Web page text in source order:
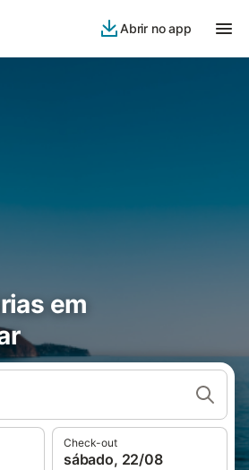
Abrir no app
em
Check-out
sábado, 22/08